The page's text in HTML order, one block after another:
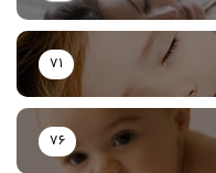
71
76